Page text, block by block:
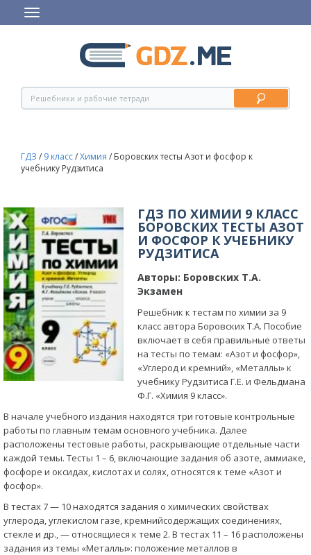
ГДЗ / 9 класс/Химия / Боровских тесты Азот и фосфор к
учебнику Рудзитиса
ГДЗ ПО ХИМИИ 9 КЛАСС
БОРОВСКИХ ТЕСТЫ АЗОТ
И ФОСФОР К УЧЕБНИКУ
РУДЗИТИСА
Авторы: Боровских Т.А.
Экзамен
Решебник к тестам по химии за 9
класс автора Боровских Т.А. Пособие
включает в себя правильные ответы
на тесты по темам: «Азот и фосфор»,
«Углерод и кремний», «Металлы» к
учебнику Рудзитиса Г.Е. и Фельдмана
Ф.Г. «Химия 9 класс».
В начале учебного издания находятся три готовые контрольные
работы по главным темам основного учебника. Далее
расположены тестовые работы, раскрывающие отдельные части
каждой темы. Тесты 1 – 6, включающие задания об азоте, аммиаке,
фосфоре и оксидах, кислотах и солях, относятся к теме «Азот и
фосфор».
В тестах 7 — 10 находятся задания о химических свойствах
углерода, углекислом газе, кремнийсодержащих соединениях,
стекле и др., — относящиеся к теме 2. В тестах 11 – 16 расположены
задания из темы «Металлы»: положение металлов в